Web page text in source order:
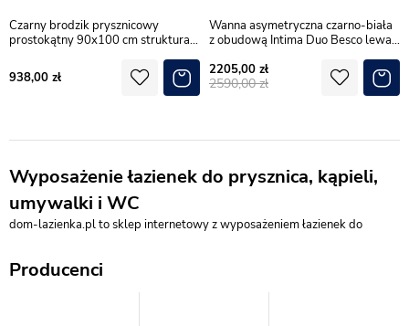
Czarny brodzik prysznicowy
prostokątny 90x100 cm struktura
B-0575
938,00
Wanna asymetryczna czarno-biała
z obudową Intima Duo Besco lewa
2205,00
2590,00
Wyposażenie łazienek do prysznica, kąpieli,
umywalki i WC
dom-lazienka.pl to sklep internetowy z wyposażeniem łazienek do
Najważniejsze grupy to kabiny prysznicowe, drzwi prysznicowe, brodziki,
wanny, baterie łazienkowe, ceramika sanitarna, meble łazienkowe,
Producenci